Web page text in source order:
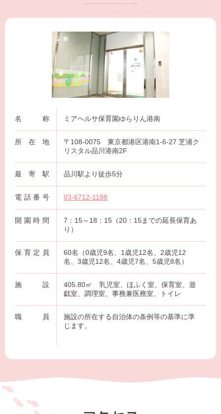
名称 ミアヘルサ保育園ゆらりん港南
所在地
〒108-0075 東京都港区港南1-6-27 芝浦ク
リスタル品川港南2F
最寄駅 品川駅より徒歩5分
電話番号 03-6712-1188
開園時間
7：15～18：15（20：15までの延長保育あ
り）
保育定員
60名（0歳児9名、1歳児12名、2歳児12
名、3歳児12名、4歳児7名、5歳児8名）
施設
405.80㎡ 乳児室、ほふく室、保育室、遊
戯室、調理室、事務兼医務室、トイレ
職員
施設の所在する自治体の条例等の基準に準
じます。